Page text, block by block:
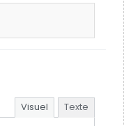
Visuel Texte